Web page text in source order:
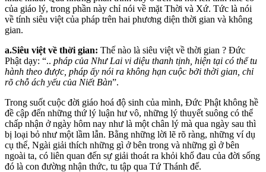
của giáo lý, trong phần này chỉ nói về mặt Thời và Xứ. Tức là nói
về tính siêu việt của pháp trên hai phương diện thời gian và không
gian.
a.Siêu việt về thời gian: Thế nào là siêu việt về thời gian ? Đức
Phật dạy: “.. pháp của Như Lai vi diệu thanh tịnh, hiện tại có thể tu
hành theo được, pháp ấy nói ra không hạn cuộc bởi thời gian, chỉ
rõ chỗ ách yếu của Niết Bàn”.
Trong suốt cuộc đời giáo hoá độ sinh của mình, Đức Phật không hề
đề cập đến những thứ lý luận hư vô, những lý thuyết suông có thể
chấp nhận ở ngày hôm nay như là một chân lý mà qua ngày sau thì
bị loại bỏ như một lầm lẫn. Bằng những lời lẽ rõ ràng, những ví dụ
cụ thể, Ngài giải thích những gì ở bên trong và những gì ở bên
ngoài ta, có liên quan đến sự giải thoát ra khỏi khổ đau của đời sống
đó là con đường nhận thức, tu tập qua Tứ Thánh đế.